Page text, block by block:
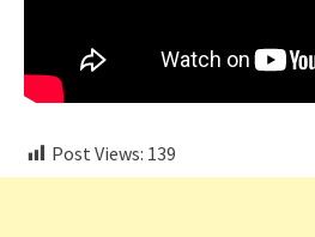
Post Views: 139